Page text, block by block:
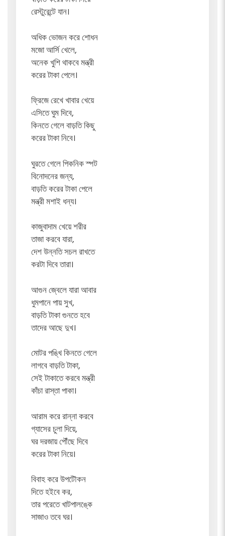
রেস্টুরেন্টে যান।
অধিক ভোজন করে শোধন
মজো আর্সি খেলে,
অনেক খুশি থাকবে মন্ত্রী
করের টাকা পেলে।
ফ্রিজে রেখে খাবার খেয়ে
এসিতে ঘুম দিবে,
কিনতে গেলে বাড়তি কিছু
করের টাকা নিবে।
ঘুরতে গেলে পিকনিক স্পট
বিনোদনের জন্য,
বাড়তি করের টাকা পেলে
মন্ত্রী মশাই ধন্য।
কাজুবাদাম খেয়ে শরীর
তাজা করবে যারা,
দেশ উন্নতি সচল রাখতে
করটা দিবে তারা।
আগুন জ্বেলে যারা আবার
ধুমপানে পায় সুখ,
বাড়তি টাকা গুনতে হবে
তাদের আছে দুখ।
মোটর পঙ্খি কিনতে গেলে
লাগবে বাড়তি টাকা,
সেই টাকাতে করবে মন্ত্রী
কাঁচা রাস্তা পাকা।
আরাম করে রান্না করবে
গ্যাসের চুলা দিয়ে,
ঘর দরজায় পৌঁছে দিবে
করের টাকা নিয়ে।
বিবাহ করে উপটৌকন
দিতে হইবে কর,
তার পরেতে খাটপালঙ্কে
সাজাও তবে ঘর।